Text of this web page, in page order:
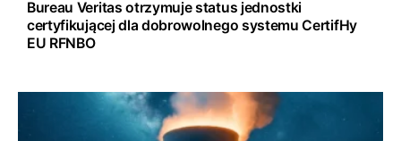
Bureau Veritas otrzymuje status jednostki
certyfikującej dla dobrowolnego systemu CertifHy
EU RFNBO